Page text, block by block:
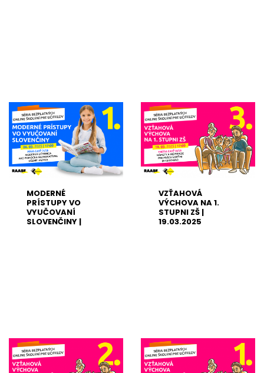
MODERNÉ
PRÍSTUPY VO
VYUČOVANÍ
SLOVENČINY |
VZŤAHOVÁ
VÝCHOVA NA 1.
STUPNI ZŠ |
19.03.2025